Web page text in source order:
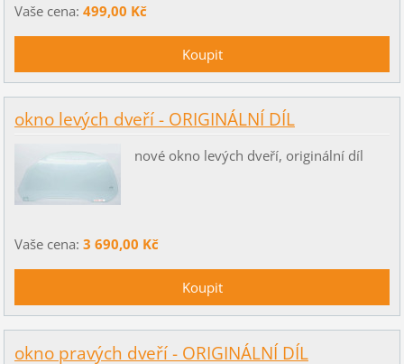
Vaše cena: 499,00 Kč
okno levých dveří - ORIGINÁLNÍ DÍL
nové okno levých dveří, originální díl
Vaše cena: 3 690,00 Kč
okno pravých dveří - ORIGINÁLNÍ DÍL